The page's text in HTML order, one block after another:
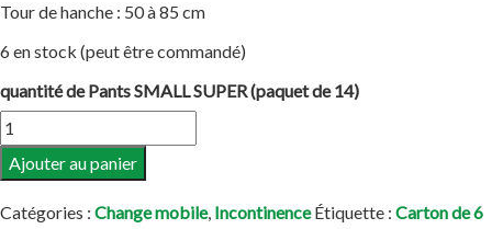
Tour de hanche : 50 à 85 cm
6 en stock (peut être commandé)
quantité de Pants SMALL SUPER (paquet de 14)
Ajouter au panier
Catégories : Change mobile, Incontinence Étiquette : Carton de 6